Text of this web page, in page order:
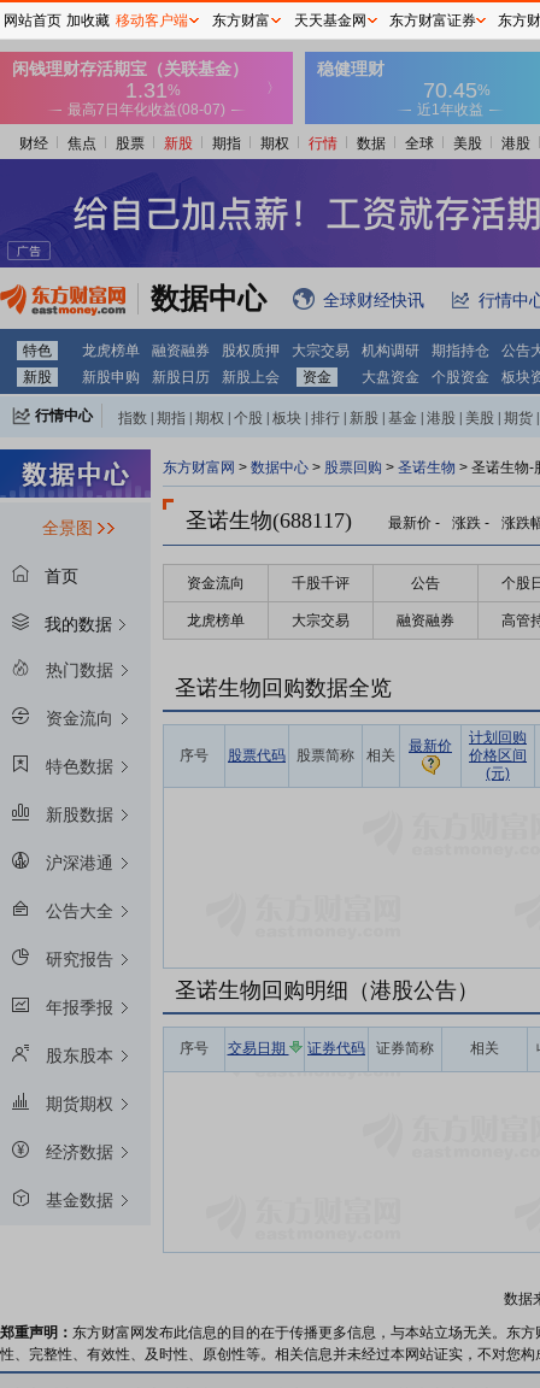
财经 焦点 股票 新股 期指 期权 行情 数据 全球 美股 港股
数据中心 全球财经快讯 行情中
特色 龙虎榜单 融资融券 股权质押 大宗交易 机构调研 期指持仓
公告
新股
新股申购 新股日历 新股上会 资金 大盘资金 个股资金 板块
行情中心 指数 期指 期权 个股 板块 排行 新股 基金 港股 美股 期货
全景图
首页
我的数据
热门数据
资金流向
特色数据
新股数据
沪深港通
公告大全
研究报告
年报季报
股东股本
期货期权
经济数据
基金数据
东方财富网 > 数据中心 > 股票回购 > 圣诺生物 > 圣诺生物-
圣诺生物(688117) 最新价 - 涨跌 - 涨跌
资金流向 千股千评 公告 个股
龙虎榜单 大宗交易 融资融券 高管
圣诺生物回购数据全览
序号 股票代码 股票简称 相关
最新价
计划回购
价格区间
(元)
圣诺生物回购明细（港股公告）
序号 交易日期 证券代码 证券简称 相关
数据
郑重声明： 东方财富网发布此信息的目的在于传播更多信息，与本站立场无关。东
性、完整性、有效性、及时性、原创性等。相关信息并未经过本网站证实，不对您
网站首页 加收藏 移动客户端 东方财富 天天基金网 东方财富证券 东方